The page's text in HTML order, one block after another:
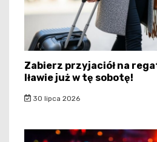
Zabierz przyjaciół na
Iławie już w tę sobotę!
30 lipca 2026